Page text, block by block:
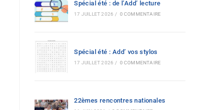
Spécial été : de l’Add’ lecture
17 JUILLET 2026 / 0 COMMENTAIRE
Spécial été : Add’ vos stylos
17 JUILLET 2026 / 0 COMMENTAIRE
22èmes rencontres nationales